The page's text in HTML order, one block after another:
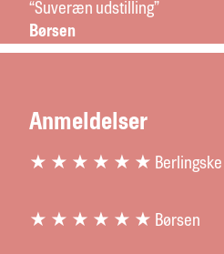
“Suveræn udstilling”
Børsen
Anmeldelser
★ ★ ★ ★ ★ ★ Berlingske
★ ★ ★ ★ ★ ★ Børsen